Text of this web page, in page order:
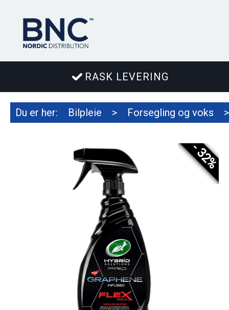
RASK LEVERING
Du er her: Bilpleie > Forsegling og voks >
- 32%